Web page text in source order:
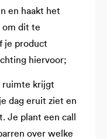
en haakt het
om dit te
je product
hiervoor;
ruimte krijgt
dag eruit ziet en
Je plant een call
over welke